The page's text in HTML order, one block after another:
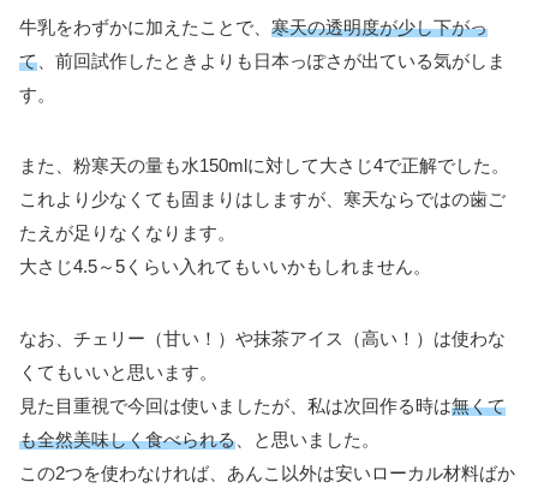
牛乳をわずかに加えたことで、 寒天の透明度が少し下がっ
て 、前回試作したときよりも日本っぽさが出ている気がしま
す。
また、粉寒天の量も水150mlに対して大さじ4で正解でした。
これより少なくても固まりはしますが、寒天ならではの歯ご
たえが足りなくなります。
大さじ4.5～5くらい入れてもいいかもしれません。
なお、チェリー（甘い！）や抹茶アイス（高い！）は使わな
くてもいいと思います。
見た目重視で今回は使いましたが、私は次回作る時は無くて
も全然美味しく食べられる 、と思いました。
この2つを使わなければ、あんこ以外は安いローカル材料ばか